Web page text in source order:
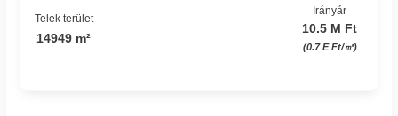
Telek terület
14949 m²
Irányár
10.5 M Ft
(0.7 E Ft/㎡)